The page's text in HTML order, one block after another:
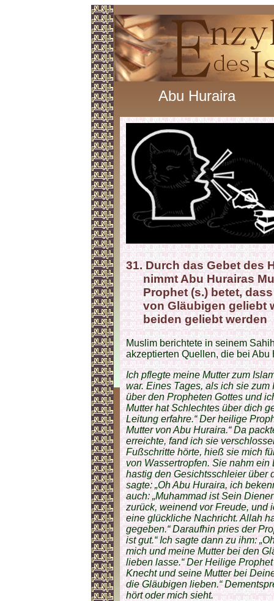
Abu Huraira
31. Durch das Gebet des
nimmt Abu Hurairas
Prophet (s.) betet,
von Gläubigen geliebt
beiden geliebt werden
Muslim berichtete in seinem
akzeptierten Quellen, die bei
Ich pflegte meine Mutter zum
war. Eines Tages, als ich sie
über den Propheten Gottes und
Mutter hat Schlechtes über dich
Leitung erfahre.“ Der heilige
Mutter von Abu Huraira.“ Da
erreichte, fand ich sie
Fußschritte hörte, hieß sie mich
von Wassertropfen. Sie nahm
hastig den Gesichtsschleier über
sagte: „Oh Abu Huraira, ich
auch: „Muhammad ist Sein
zurück, weinend vor Freude, und
eine glückliche Nachricht. Allah
gegeben.“ Daraufhin pries der
ist gut.“ Ich sagte dann zu ihm:
mich und meine Mutter bei den
lieben lasse.“ Der Heilige
Knecht und seine Mutter bei
die Gläubigen lieben.“
hört oder mich sieht.